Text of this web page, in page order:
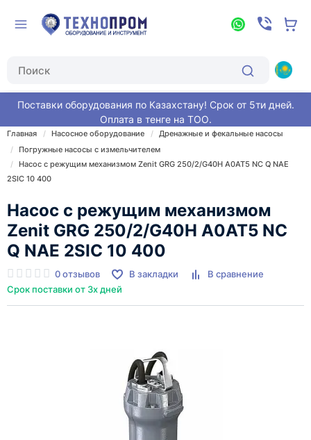
Поставки оборудования по Казахстану! Срок от 5ти дней.
Оплата в тенге на ТОО.
Главная Насосное оборудование
Дренажные и фекальные насосы
Погружные насосы с измельчителем
Насос с режущим механизмом Zenit GRG 250/2/G40H A0AT5 NC Q NAE
2SIC 10 400
Насос с режущим механизмом
Zenit GRG 250/2/G40H A0AT5 NC
Q NAE 2SIC 10 400
0 отзывов В закладки
В сравнение
Срок поставки от 3х дней